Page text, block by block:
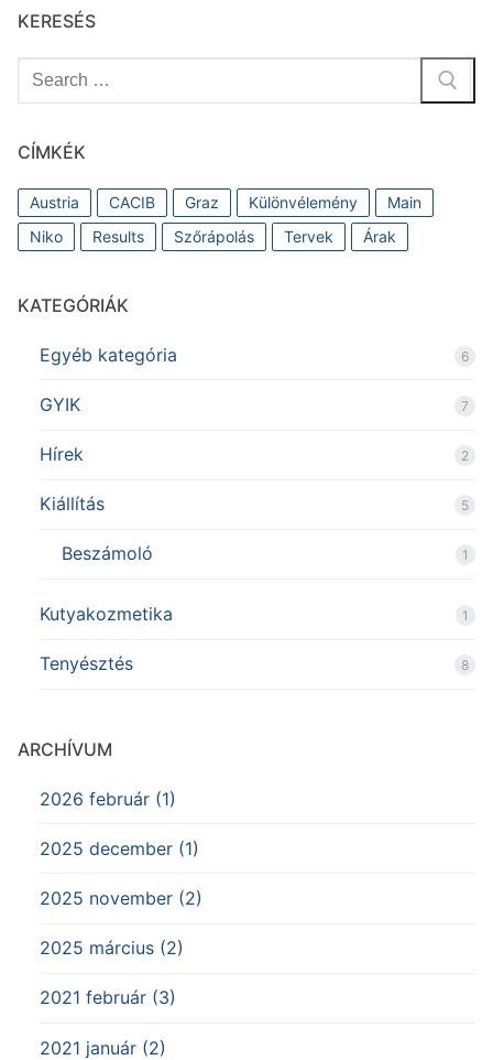
KERESÉS
Keresése:
CÍMKÉK
Austria CACIB Graz Különvélemény
Main
Niko
Results Szőrápolás Tervek Árak
KATEGÓRIÁK
Egyéb kategória 6
GYIK 7
Hírek 2
Kiállítás 5
Beszámoló 1
Kutyakozmetika 1
Tenyésztés 8
ARCHÍVUM
2026 február (1)
2025 december (1)
2025 november (2)
2025 március (2)
2021 február (3)
2021 január (2)